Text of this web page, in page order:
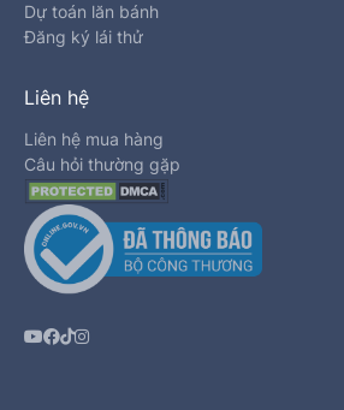
Dự toán lăn bánh
Đăng ký lái thử
Liên hệ
Liên hệ mua hàng
Câu hỏi thường gặp